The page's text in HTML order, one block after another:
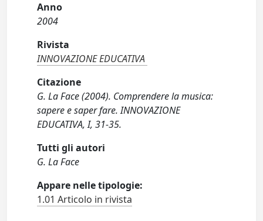
Anno
2004
Rivista
INNOVAZIONE EDUCATIVA
Citazione
G. La Face (2004). Comprendere la musica:
sapere e saper fare. INNOVAZIONE
EDUCATIVA, I, 31-35.
Tutti gli autori
G. La Face
Appare nelle tipologie:
1.01 Articolo in rivista